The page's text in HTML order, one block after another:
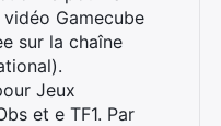
Gamecube
sur la chaîne
Jeux
et e TF1. Par